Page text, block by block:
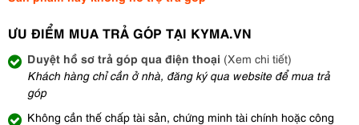
ƯU ĐIỂM MUA TRẢ GÓP TẠI KYMA.VN
Duyệt hồ sơ trả góp qua điện thoại (Xem chi tiết)
Khách hàng chỉ cần ở nhà, đăng ký qua website để mua trả
góp
Không cần thế chấp tài sản, chứng minh tài chính hoặc công